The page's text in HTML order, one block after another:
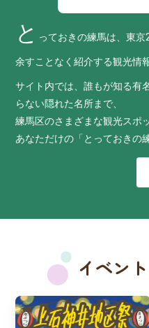
と っておきの練馬は、東
余すことなく紹介する観光情
サイト内では、誰もが知る有
らない隠れた名所まで、
練馬区のさまざまな観光スポ
あなただけの「とっておきの
イベン